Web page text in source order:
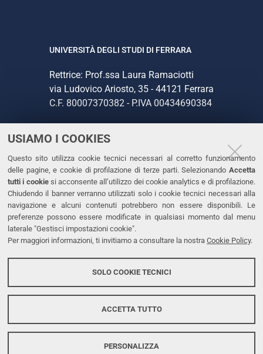
USIAMO I COOKIES
Questo sito utilizza cookie tecnici necessari al corretto funzionamento
delle pagine, e cookie di profilazione di terze parti. Selezionando Accetta
tutti i cookiesi acconsente all’utilizzo dei cookie analytics e di profilazione.
Chiudendo il banner verranno utilizzati solo i cookie tecnici necessari alla
navigazione e alcuni contenuti potrebbero non essere disponibili. Le
preferenze possono essere modificate in qualsiasi momento dal menu
laterale "Gestisci impostazioni cookie".
Per maggiori informazioni, ti invitiamo a consultare la nostra Cookie Policy.
SOLO COOKIE TECNICI
ACCETTA TUTTO
PERSONALIZZA
UNIVERSITÀ DEGLI STUDI DI FERRARA
Rettrice: Prof.ssa Laura Ramaciotti
via Ludovico Ariosto, 35 - 44121 Ferrara
C.F. 80007370382 - P.IVA 00434690384
CONTATTI
Tel. +39 0532 293111
Fax. +39 0532 293031
PEC
LINKS
Dichiarazione di accessibilità
Protezione dati personali